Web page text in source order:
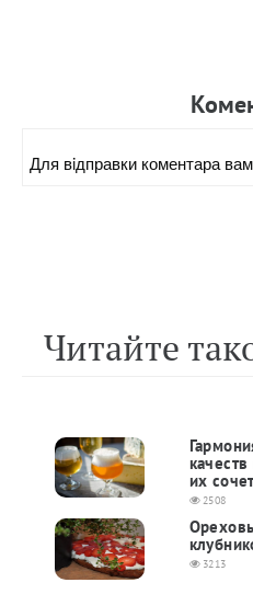
Для вiдправки коментара
Читайте
их
2508
3213